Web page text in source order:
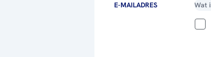
E-MAILADRES